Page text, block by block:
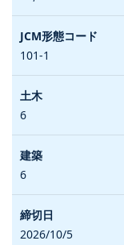
101-1
6
6
2026/10/5